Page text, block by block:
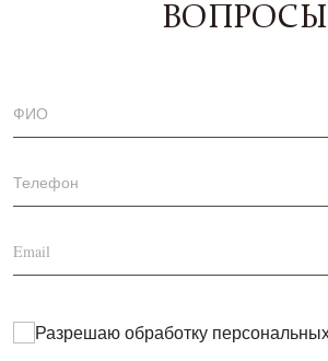
ВОПРОСЫ
Разрешаю обработку